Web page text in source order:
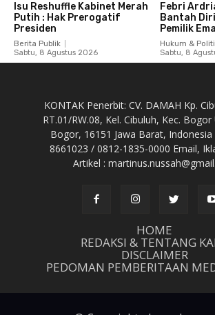
Isu Reshuffle Kabinet Merah
Putih : Hak Prerogatif
Presiden
Berita Publik
Sabtu, 8 Agustus 2026
Febri
Bantah
Pemilik
Hukum &
Sabtu, 8
KONTAK Penerbit: CV. DAMAH Kp.
RT.01/RW.08, Kel. Cibuluh, Kec.
Bogor, 16151 Jawa Barat, Indonesia
8661023 / 0812-1835-0000 Email,
Artikel :
HOME
REDAKSI & TENTANG
DISCLAIMER
PEDOMAN PEMBERITAAN